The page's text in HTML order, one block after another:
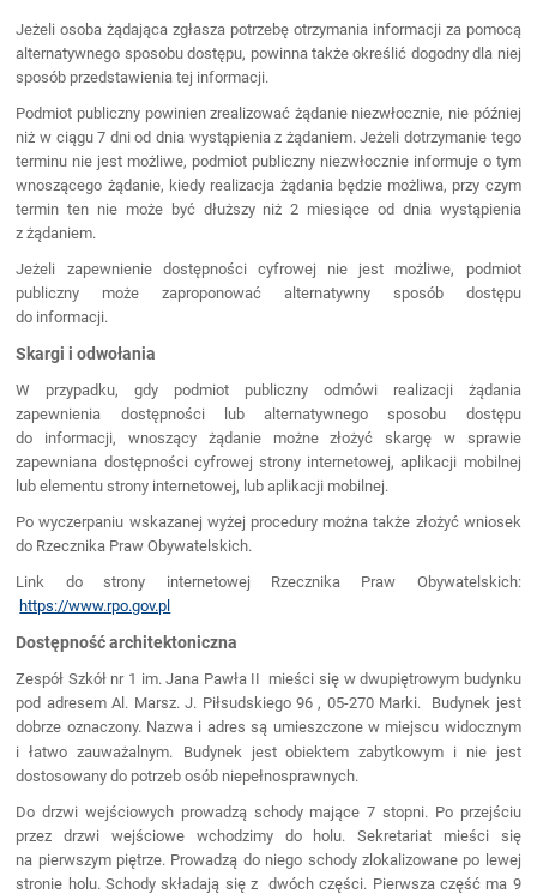
Jeżeli osoba żądająca zgłasza potrzebę otrzymania informacji za pomocą
alternatywnego sposobu dostępu, powinna także określić dogodny dla niej
sposób przedstawienia tej informacji.
Podmiot publiczny powinien zrealizować żądanie niezwłocznie, nie później
niż w ciągu 7 dni od dnia wystąpienia z żądaniem. Jeżeli dotrzymanie tego
terminu nie jest możliwe, podmiot publiczny niezwłocznie informuje o tym
wnoszącego żądanie, kiedy realizacja żądania będzie możliwa, przy czym
termin ten nie może być dłuższy niż 2 miesiące od dnia wystąpienia
z żądaniem.
Jeżeli zapewnienie dostępności cyfrowej nie jest możliwe, podmiot
publiczny może zaproponować alternatywny sposób dostępu
do informacji.
Skargi i odwołania
W przypadku, gdy podmiot publiczny odmówi realizacji żądania
zapewnienia dostępności lub alternatywnego sposobu dostępu
do informacji, wnoszący żądanie możne złożyć skargę w sprawie
zapewniana dostępności cyfrowej strony internetowej, aplikacji mobilnej
lub elementu strony internetowej, lub aplikacji mobilnej.
Po wyczerpaniu wskazanej wyżej procedury można także złożyć wniosek
do Rzecznika Praw Obywatelskich.
Link do strony internetowej Rzecznika Praw Obywatelskich:
https://www.rpo.gov.pl
Dostępność architektoniczna
Zespół Szkół nr 1 im. Jana Pawła II mieści się w dwupiętrowym budynku
pod adresem Al. Marsz. J. Piłsudskiego 96 , 05-270 Marki. Budynek jest
dobrze oznaczony. Nazwa i adres są umieszczone w miejscu widocznym
i łatwo zauważalnym.
Budynek jest obiektem zabytkowym i nie jest
dostosowany do potrzeb osób niepełnosprawnych.
Do drzwi wejściowych prowadzą schody mające 7 stopni. Po przejściu
przez drzwi wejściowe wchodzimy do holu. Sekretariat mieści się
na pierwszym piętrze. Prowadzą do niego schody zlokalizowane po lewej
stronie holu. Schody składają się z dwóch części. Pierwsza część ma 9